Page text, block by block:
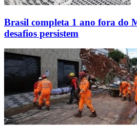
Brasil completa 1 ano fora do
desafios persistem